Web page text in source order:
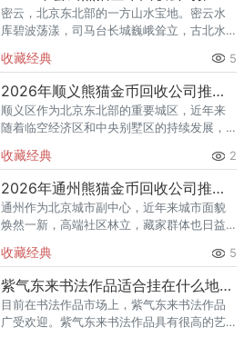
密云，北京东北部的一方山水宝地。密云水
库碧波荡漾，司马台长城巍峨耸立，古北水
的土地上，越来越多的人开始关注钱币收
藏，熊猫金币凭借其国家法定货币
收藏经典 5
2026年顺义熊猫金币回收公司推荐 顺义回收熊猫金币渠道
顺义区作为北京东北部的重要城区，近年来
随着临空经济区和中央别墅区的持续发展，
量也在稳步增长。然而，不少顺义藏家在考
虑出手熊猫金币时，总会遇到一
收藏经典 2
2026年通州熊猫金币回收公司推荐 通州出手熊猫金币藏家该选哪家？
通州作为北京城市副中心，近年来城市面貌
焕然一新，高端社区林立，藏家群体也日益
爱琴海购物公园，从行政办公区到运河商务
区，关注钱币收藏的人越来越多
收藏经典 5
紫气东来书法作品适合挂在什么地方？
目前在书法作品市场上，紫气东来书法作品
广受欢迎。紫气东来书法作品具有很高的艺